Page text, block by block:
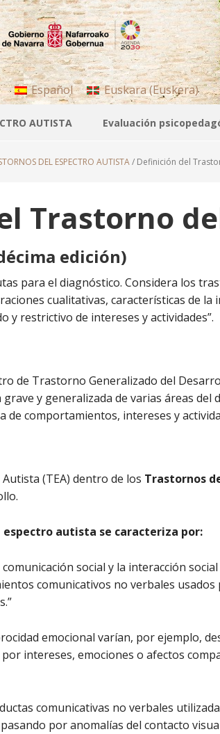
Español Euskara(Euskera)
AUTISTA Evaluación
DEL ESPECTRO AUTISTA/ Definición del
Trastorno
edición)
para el diagnóstico. Considera los
cualitativas, características de la
restrictivo de intereses y actividades”.
de Trastorno Generalizado del
y generalizada de varias áreas del
de comportamientos, intereses y
(TEA) dentro de los Trastornos
espectro autista se caracteriza por:
social y la interacción
comunicativos no verbales
emocional varían, por ejemplo,
intereses, emociones o afectos
comunicativas no verbales
por anomalías del contacto